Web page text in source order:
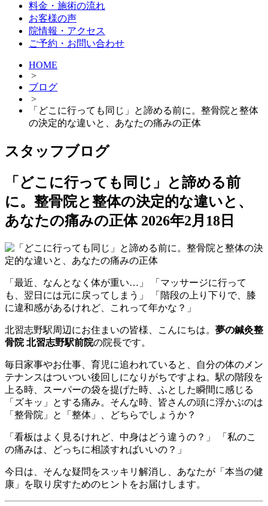
料金・施術の流れ
お客様の声
院情報・アクセス
ご予約・お問い合わせ
HOME
>
ブログ
>
「どこに行っても同じ」と諦める前に。整骨院と整体
の決定的な違いと、あなたの痛みの正体
スタッフブログ
「どこに行っても同じ」と諦める前
に。整骨院と整体の決定的な違いと、
あなたの痛みの正体 2026年2月18日
「最近、なんとなく体が重い…」 「マッサージに行って
も、翌日には元に戻ってしまう」 「階段の上り下りで、膝
に違和感があるけれど、これって年かな？」
北習志野駅周辺にお住まいの皆様、こんにちは。 夢の鍼灸整
骨院 北習志野駅前院の院長です。
毎日家事やお仕事、育児に追われていると、自分の体のメン
テナンスはついつい後回しになりがちですよね。駅の階段を
上る時、スーパーの袋を提げた時、ふとした瞬間に感じる
「ズキッ」とする痛み。そんな時、皆さんの頭に浮かぶのは
「整骨院」と「整体」、どちらでしょうか？
「看板はよく見るけれど、中身はどう違うの？」 「私のこ
の痛みは、どっちに相談すればいいの？」
今日は、そんな疑問をスッキリ解消し、あなたが「本当の健
康」を取り戻すためのヒントをお届けします。